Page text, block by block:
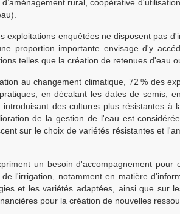
rural, coopérative
exploitations enquêtées ne disposent pas
proportion importante envisage d'y
telles que la création de retenues d'eau
au changement climatique, 72 % des
en décalant les dates de semis,
des cultures plus résistantes à
de la gestion de l'eau est
sur le choix de variétés résistantes et
un besoin d'accompagnement pour
l'irrigation, notamment en matière
et les variétés adaptées, ainsi que sur
pour la création de nouvelles